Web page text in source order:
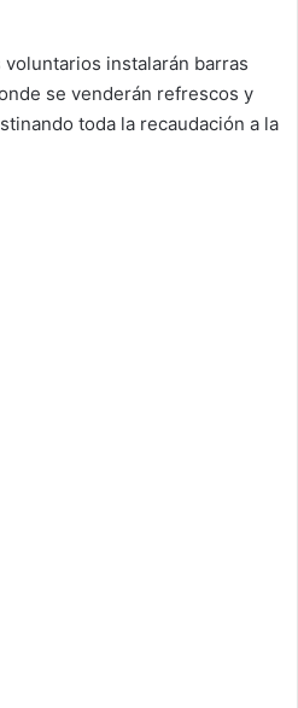
instalarán barras
se venderán refrescos y
toda la recaudación a la